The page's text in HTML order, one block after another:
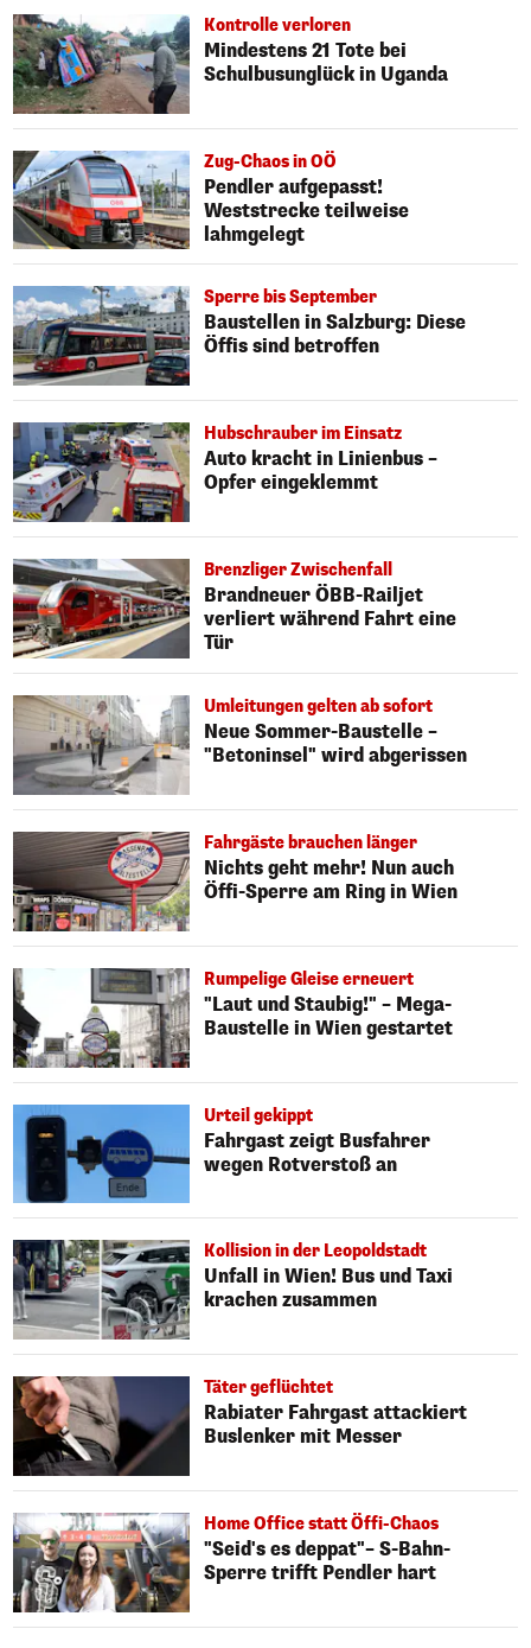
Kontrolle verloren
Mindestens 21 Tote bei
Schulbusunglück in Uganda
Zug-Chaos in OÖ
Pendler aufgepasst!
Weststrecke teilweise
lahmgelegt
Sperre bis September
Baustellen in Salzburg: Diese
Öffis sind betroffen
Hubschrauber im Einsatz
Auto kracht in Linienbus –
Opfer eingeklemmt
Brenzliger Zwischenfall
Brandneuer ÖBB-Railjet
verliert während Fahrt eine
Tür
Umleitungen gelten ab sofort
Neue Sommer-Baustelle –
"Betoninsel" wird abgerissen
Fahrgäste brauchen länger
Nichts geht mehr! Nun auch
Öffi-Sperre am Ring in Wien
Rumpelige Gleise erneuert
"Laut und Staubig!" – Mega-
Baustelle in Wien gestartet
Urteil gekippt
Fahrgast zeigt Busfahrer
wegen Rotverstoß an
Kollision in der Leopoldstadt
Unfall in Wien! Bus und Taxi
krachen zusammen
Täter geflüchtet
Rabiater Fahrgast attackiert
Buslenker mit Messer
Home Office statt Öffi-Chaos
"Seid's es deppat"– S-Bahn-
Sperre trifft Pendler hart